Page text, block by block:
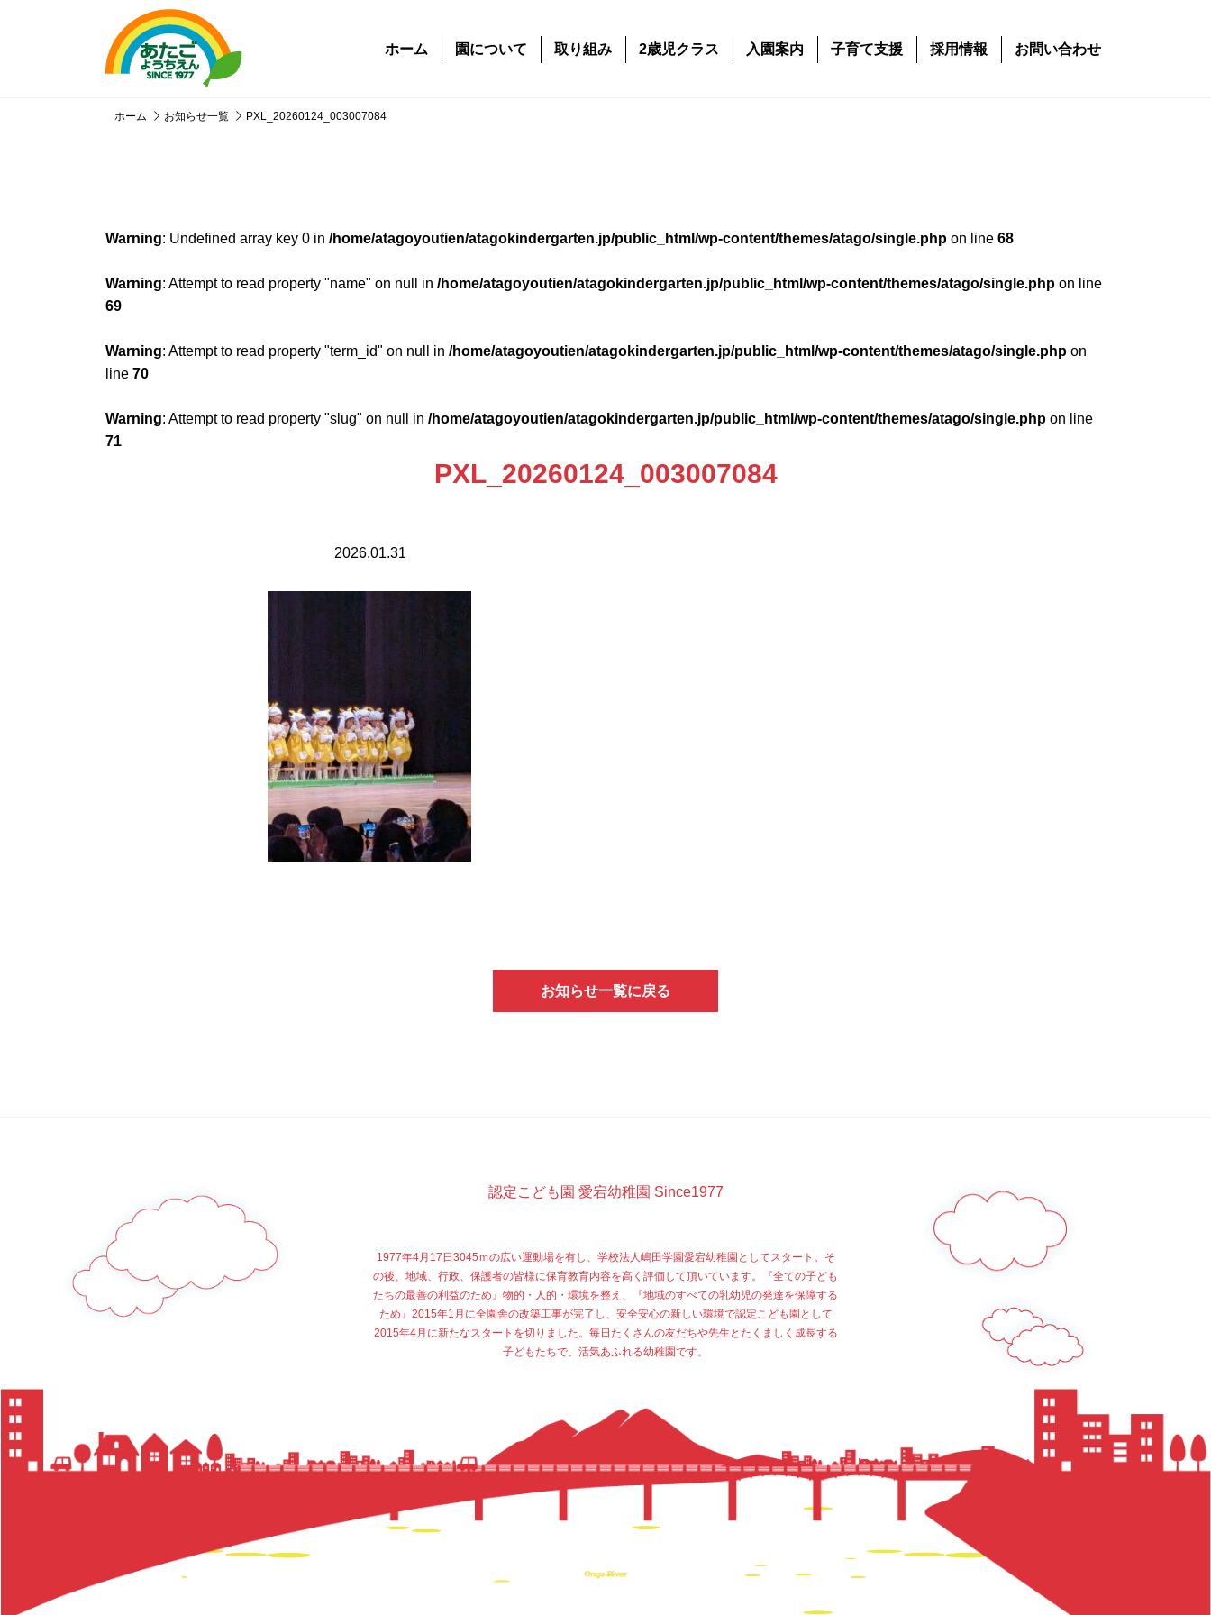
ホーム 園について 取り組み 2歳児クラス 入園案内 子育て支援 採用情報 お問い合わせ
ホーム お知らせ一覧 PXL_20260124_003007084
Warning: Undefined array key 0 in /home/atagoyoutien/atagokindergarten.jp/public_html/wp-content/themes/atago/single.php on line 68
Warning: Attempt to read property "name" on null in /home/atagoyoutien/atagokindergarten.jp/public_html/wp-content/themes/atago/single.php on line
69
Warning: Attempt to read property "term_id" on null in /home/atagoyoutien/atagokindergarten.jp/public_html/wp-content/themes/atago/single.php on
line 70
Warning: Attempt to read property "slug" on null in /home/atagoyoutien/atagokindergarten.jp/public_html/wp-content/themes/atago/single.php on line
71
PXL_20260124_003007084
2026.01.31
お知らせ一覧に戻る
認定こども園 愛宕幼稚園 Since1977
1977年4月17日3045ｍの広い運動場を有し、学校法人嶋田学園愛宕幼稚園としてスタート。そ
の後、地域、行政、保護者の皆様に保育教育内容を高く評価して頂いています。『全ての子ども
たちの最善の利益のため』物的・人的・環境を整え、『地域のすべての乳幼児の発達を保障する
ため』2015年1月に全園舎の改築工事が完了し、安全安心の新しい環境で認定こども園として
2015年4月に新たなスタートを切りました。毎日たくさんの友だちや先生とたくましく成長する
子どもたちで、活気あふれる幼稚園です。